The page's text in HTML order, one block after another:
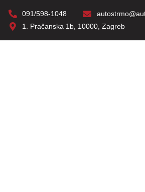
091/598-1048
1. Pračanska 1b, 10000, Zagreb